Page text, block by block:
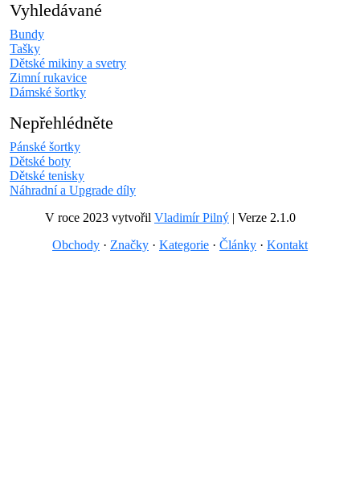
Vyhledávané
Bundy
Tašky
Dětské mikiny a svetry
Zimní rukavice
Dámské šortky
Nepřehlédněte
Pánské šortky
Dětské boty
Dětské tenisky
Náhradní a Upgrade díly
V roce 2023 vytvořil Vladimír Pilný | Verze 2.1.0
Obchody · Značky · Kategorie · Články · Kontakt